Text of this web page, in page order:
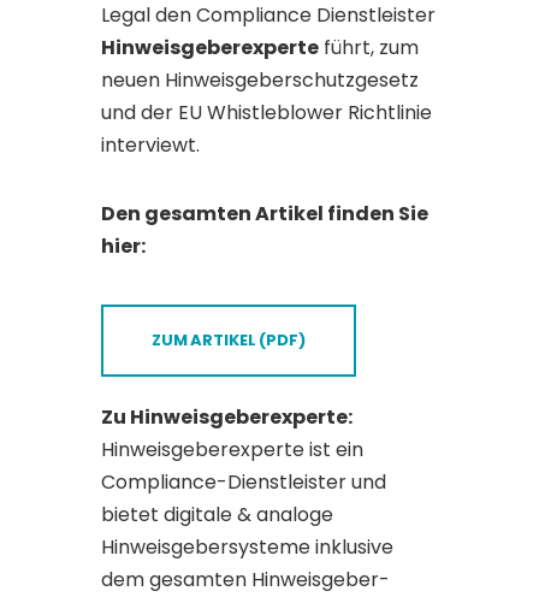
Legal den Compliance Dienstleister
Hinweisgeberexperte führt, zum
neuen Hinweisgeberschutzgesetz
und der EU Whistleblower Richtlinie
interviewt.
Den gesamten Artikel finden Sie
hier:
ZUM ARTIKEL (PDF)
Zu Hinweisgeberexperte:
Hinweisgeberexperte ist ein
Compliance-Dienstleister und
bietet digitale & analoge
Hinweisgebersysteme inklusive
dem gesamten Hinweisgeber-